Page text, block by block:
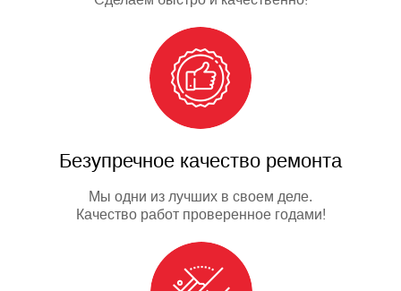
Безупречное качество ремонта
Мы одни из лучших в своем деле.
Качество работ проверенное годами!